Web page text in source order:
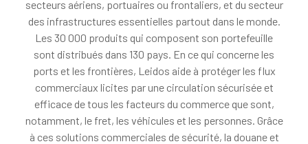
secteurs aériens, portuaires ou frontaliers, et du secteur
des infrastructures essentielles partout dans le monde.
Les 30 000 produits qui composent son portefeuille
sont distribués dans 130 pays. En ce qui concerne les
ports et les frontières, Leidos aide à protéger les flux
commerciaux licites par une circulation sécurisée et
efficace de tous les facteurs du commerce que sont,
notamment, le fret, les véhicules et les personnes. Grâce
à ces solutions commerciales de sécurité, la douane et